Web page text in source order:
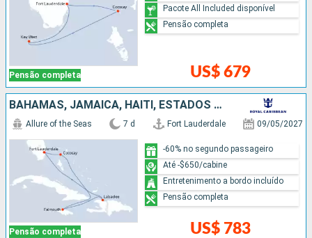
Pensão completa US$ 679
Pacote All Included disponível
Pensão completa
BAHAMAS, JAMAICA, HAITI, ESTADOS UNIDOS
Pensão completa
Allure of the Seas 7 d Fort Lauderdale 09/05/2027
US$ 783
-60% no segundo passageiro
Até -$650/cabine
Entretenimento a bordo incluído
Pensão completa